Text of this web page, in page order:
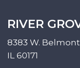
RIVER
8383 W. Belmont
IL 60171